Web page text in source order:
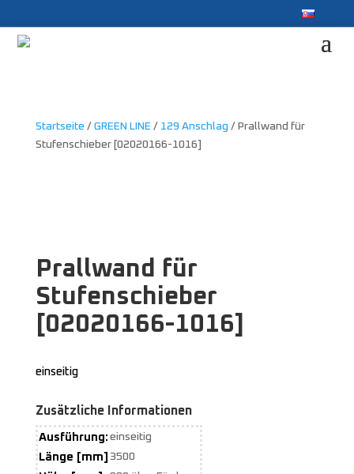
Startseite / GREEN LINE / 129 Anschlag / Prallwand für
Stufenschieber [02020166-1016]
Prallwand für
Stufenschieber
[02020166-1016]
einseitig
Zusätzliche Informationen
Ausführung: einseitig
Länge [mm] 3500